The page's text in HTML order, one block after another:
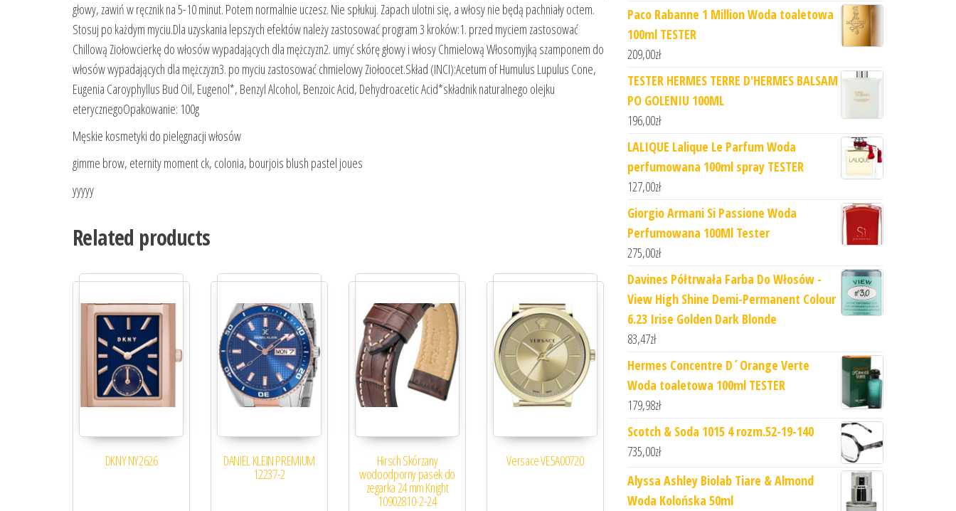
głowy, zawiń w ręcznik na 5-10 minut. Potem normalnie uczesz. Nie spłukuj. Zapach ulotni się, a włosy nie będą pachniały octem.
Stosuj po każdym myciu.Dla uzyskania lepszych efektów należy zastosować program 3 kroków:1. przed myciem zastosować
Chillową Ziołowcierkę do włosów wypadających dla mężczyzn2. umyć skórę głowy i włosy Chmielową Włosomyjką szamponem do
włosów wypadających dla mężczyzn3. po myciu zastosować chmielowy Ziołoocet.Skład (INCI):Acetum of Humulus Lupulus Cone,
Eugenia Caroyphyllus Bud Oil, Eugenol*, Benzyl Alcohol, Benzoic Acid, Dehydroacetic Acid*składnik naturalnego olejku
eterycznegoOpakowanie: 100g
Męskie kosmetyki do pielęgnacji włosów
gimme brow, eternity moment ck, colonia, bourjois blush pastel joues
yyyyy
Related products
DKNY NY2626 DANIEL KLEIN PREMIUM
12237-2
Hirsch Skórzany
wodoodporny pasek do
zegarka 24 mm Knight
10902810-2-24
Versace VE5A00720
Paco Rabanne 1 Million Woda toaletowa
100ml TESTER
209,00zł
TESTER HERMES TERRE D'HERMES BALSAM
PO GOLENIU 100ML
196,00zł
LALIQUE Lalique Le Parfum Woda
perfumowana 100ml spray TESTER
127,00zł
Giorgio Armani Si Passione Woda
Perfumowana 100Ml Tester
275,00zł
Davines Półtrwała Farba Do Włosów -
View High Shine Demi-Permanent Colour
6.23 Irise Golden Dark Blonde
83,47zł
Hermes Concentre D´Orange Verte
Woda toaletowa 100ml TESTER
179,98zł
Scotch & Soda 1015 4 rozm.52-19-140
735,00zł
Alyssa Ashley Biolab Tiare & Almond
Woda Kolońska 50ml